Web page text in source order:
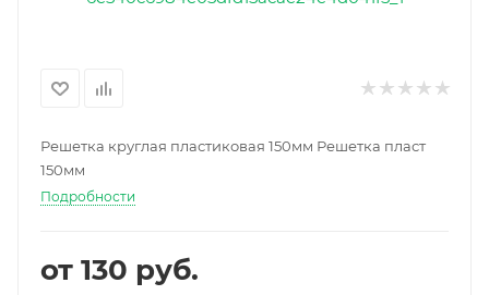
Решетка круглая пластиковая 150мм Решетка пласт
150мм
Подробности
от 130 руб.